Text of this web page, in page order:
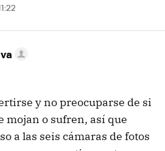
y no preocuparse de si
mojan o sufren, así que
a las seis cámaras de fotos